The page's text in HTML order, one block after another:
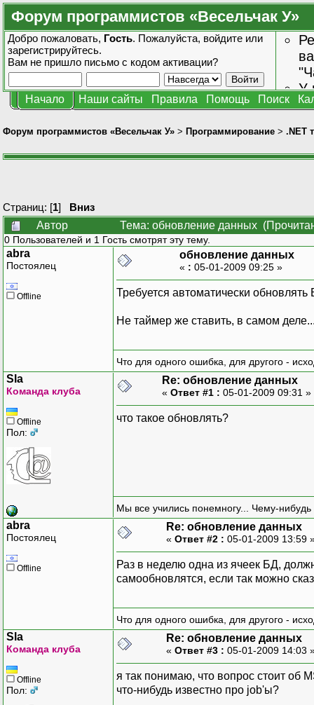
Форум программистов «Весельчак У»
Добро пожаловать, Гость. Пожалуйста, войдите или
зарегистрируйтесь.
Вам не пришло письмо с кодом активации?
У
Начало Наши сайты Правила Помощь Поиск
Форум программистов «Весельчак У» > Программирование > .NET
Страниц: [1] Вниз
Автор
Тема: обновление данных
0 Пользователей и 1 Гость смотрят эту тему.
abra
Постоялец
Offline
обновление данных
« : 05-01-2009 09:25 »
Требуется автоматически
Не таймер же ставить, в самом
Что для одного ошибка, для другого -
Sla
Команда клуба
Offline
Пол:
Re: обновление данных
« Ответ #1 : 05-01-2009 09:31 »
что такое обновлять?
Мы все учились понемногу... Чему-нибудь
abra
Постоялец
Offline
Re: обновление данных
« Ответ #2 : 05-01-2009 13:59
Раз в неделю одна из ячеек БД,
самообновлятся, если так можно
Что для одного ошибка, для другого -
Sla
Команда клуба
Offline
Пол:
Re: обновление данных
« Ответ #3 : 05-01-2009 14:03
я так понимаю, что вопрос стоит об
что-нибудь известно про job'ы?